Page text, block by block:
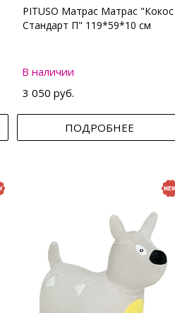
PITUSO Матрас Матрас "Кокос
Стандарт П" 119*59*10 см
В наличии
3 050 руб.
ПОДРОБНЕЕ